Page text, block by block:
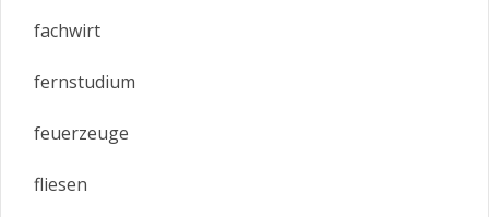
fachwirt
fernstudium
feuerzeuge
fliesen